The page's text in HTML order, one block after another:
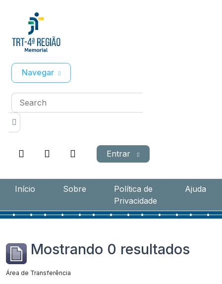
Navegar
Entrar
Início Sobre
Política de
Privacidade
Ajuda
Mostrando 0 resultados
Área de Transferência